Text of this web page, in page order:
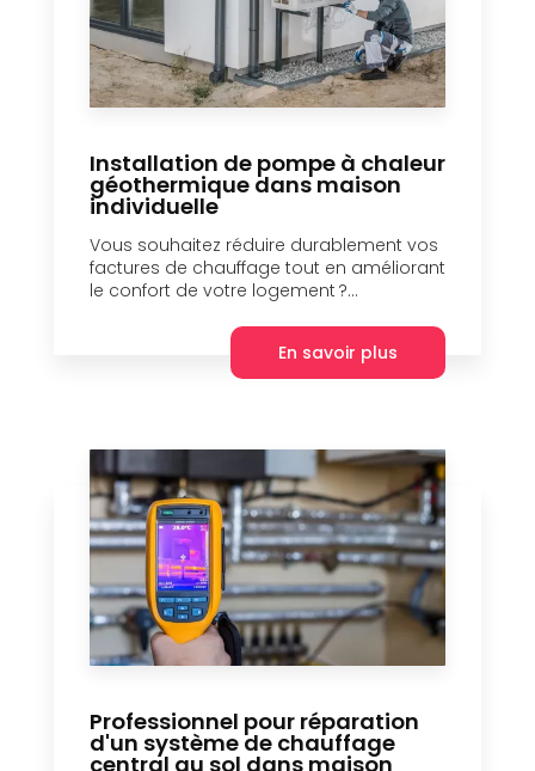
Installation de pompe à chaleur
géothermique dans maison
individuelle
Vous souhaitez réduire durablement vos
factures de chauffage tout en améliorant
le confort de votre logement ?...
En savoir plus
Professionnel pour réparation
d'un système de chauffage
central au sol dans maison